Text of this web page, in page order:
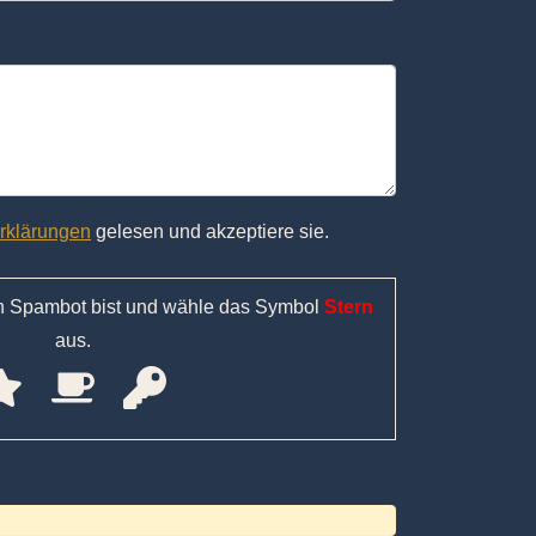
gelesen und akzeptiere sie.
bist und wähle das Symbol Stern
aus.